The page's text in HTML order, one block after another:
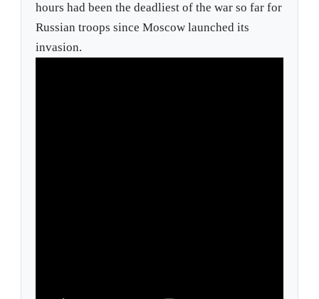
hours had been the deadliest of the war so far for
Russian troops since Moscow launched its
invasion.